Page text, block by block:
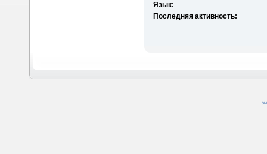
Язык:
Последняя активность: